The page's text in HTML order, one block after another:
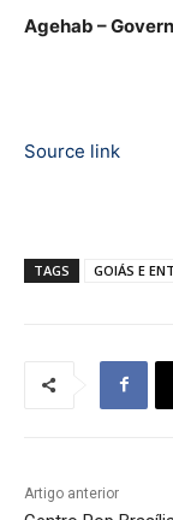
Agehab –
Source link
TAGS GOIÁS E
Artigo anterior